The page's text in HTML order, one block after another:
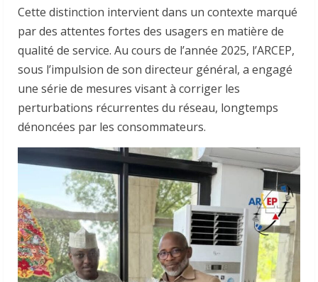
Cette distinction intervient dans un contexte marqué
par des attentes fortes des usagers en matière de
qualité de service. Au cours de l’année 2025, l’ARCEP,
sous l’impulsion de son directeur général, a engagé
une série de mesures visant à corriger les
perturbations récurrentes du réseau, longtemps
dénoncées par les consommateurs.